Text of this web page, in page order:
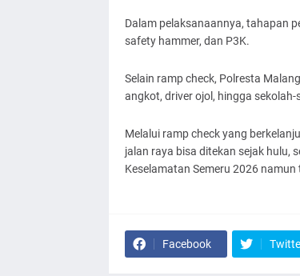
Dalam pelaksanaannya, tahapan
safety hammer, dan P3K.
Selain ramp check, Polresta
angkot, driver ojol, hingga sekolah-
Melalui ramp check yang
jalan raya bisa ditekan sejak hulu,
Keselamatan Semeru 2026
Facebook